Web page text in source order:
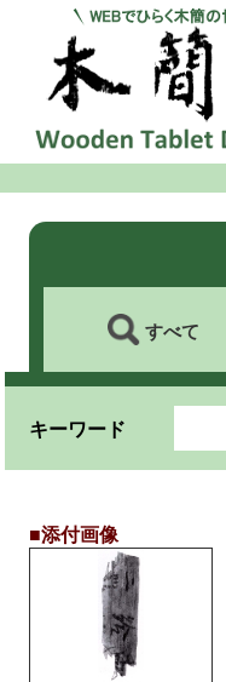
すべて
キーワード
■添付画像